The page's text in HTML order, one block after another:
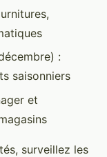
:
saisonniers
et
surveillez les